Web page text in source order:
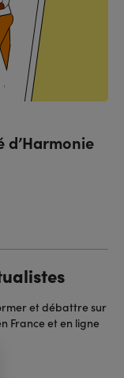
d’Harmonie
et débattre sur
France et en ligne